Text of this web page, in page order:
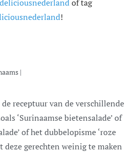
of tag
!
|
‘Surinaamse bietensalade’ of
of het dubbelopisme ‘roze
deze gerechten weinig te maken